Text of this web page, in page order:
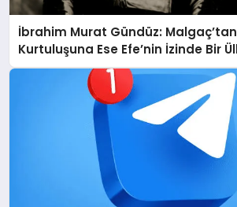
İbrahim Murat Gündüz: Malgaç’tan
Kurtuluşuna Ese Efe’nin İzinde Bir